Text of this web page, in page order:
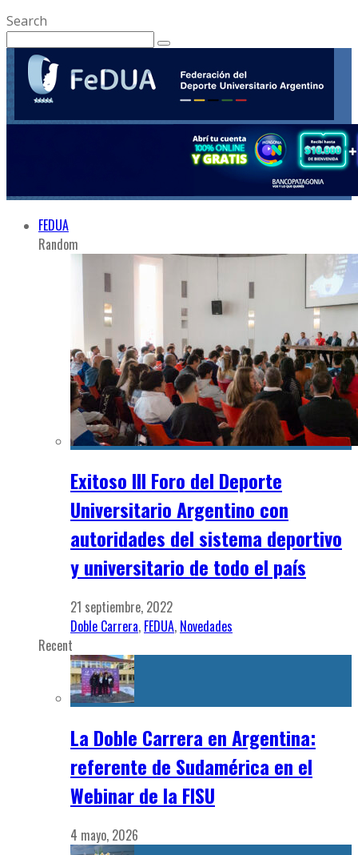
Search
FEDUA
Random
Exitoso III Foro del Deporte
Universitario Argentino con
autoridades del sistema deportivo
y universitario de todo el país
21 septiembre, 2022
Doble Carrera, FEDUA, Novedades
Recent
La Doble Carrera en Argentina:
referente de Sudamérica en el
Webinar de la FISU
4 mayo, 2026